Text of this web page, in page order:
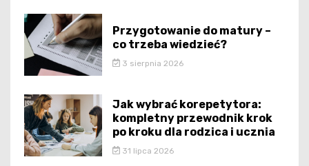
Przygotowanie do matury –
co trzeba wiedzieć?
3 sierpnia 2026
Jak wybrać korepetytora:
kompletny przewodnik krok
po kroku dla rodzica i ucznia
31 lipca 2026